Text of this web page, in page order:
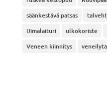
säänkestävä patsas
Uimalaituri
ulkokoriste
Veneen kiinnitys